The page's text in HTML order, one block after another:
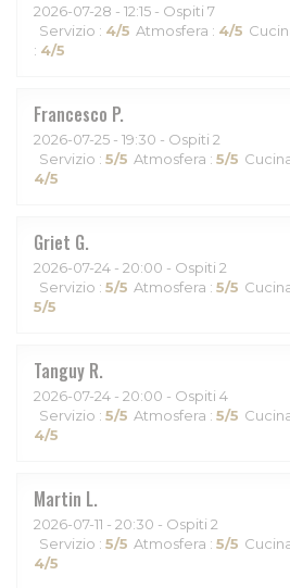
2026-07-28 - 12:15 - Ospiti 7
Servizio : 4/5 Atmosfera : 4/5
: 4/5
Francesco P
2026-07-25 - 19:30 - Ospiti 2
Servizio : 5/5 Atmosfera : 5/5
4/5
Griet G
2026-07-24 - 20:00 - Ospiti 2
Servizio : 5/5 Atmosfera : 5/5
5/5
Tanguy R
2026-07-24 - 20:00 - Ospiti 4
Servizio : 5/5 Atmosfera : 5/5
4/5
Martin L
2026-07-11 - 20:30 - Ospiti 2
Servizio : 5/5 Atmosfera : 5/5
4/5